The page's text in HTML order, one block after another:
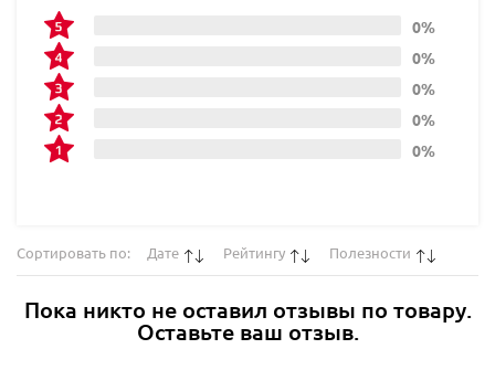
0%
0%
0%
0%
0%
Сортировать по: Дате Рейтингу Полезности
Пока никто не оставил отзывы по товару.
Оставьте ваш отзыв.